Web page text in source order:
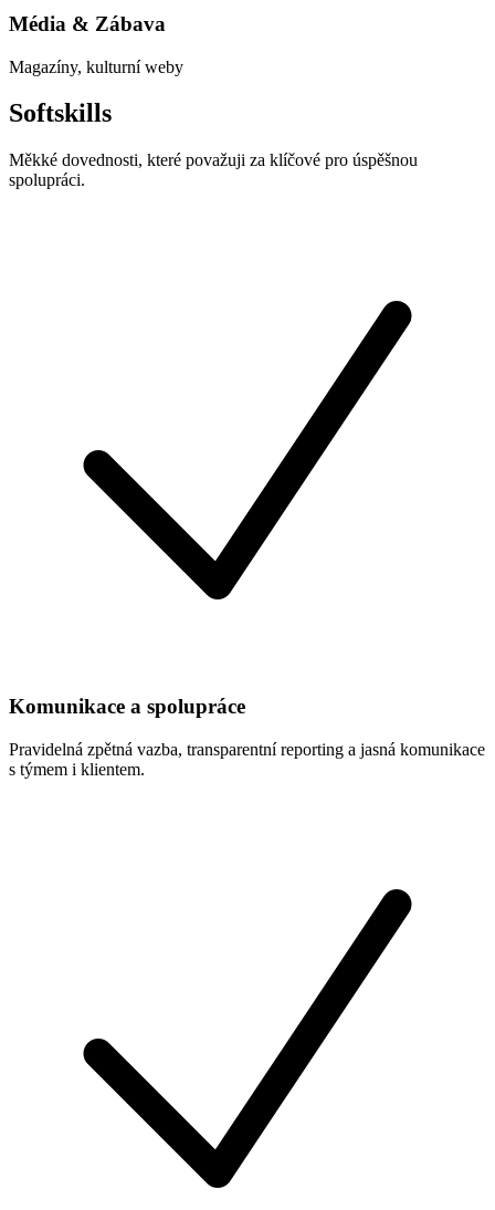
Média & Zábava
Magazíny, kulturní weby
Softskills
Měkké dovednosti, které považuji za klíčové pro úspěšnou
spolupráci.
Komunikace a spolupráce
Pravidelná zpětná vazba, transparentní reporting a jasná komunikace
s týmem i klientem.